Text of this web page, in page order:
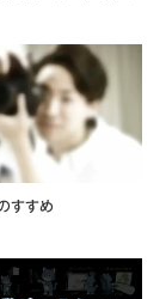
すすめ